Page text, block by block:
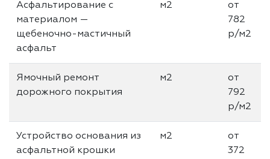
Асфальтирование с
материалом —
щебеночно-мастичный
асфальт
м2
от
782
р/м2
Ямочный ремонт
дорожного покрытия
м2
от
792
р/м2
Устройство основания из
асфальтной крошки
м2
от
372